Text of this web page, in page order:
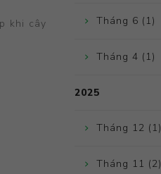
khi cây
Tháng 6 (1)
Tháng 4 (1)
2025
Tháng 12 (1)
Tháng 11 (2)